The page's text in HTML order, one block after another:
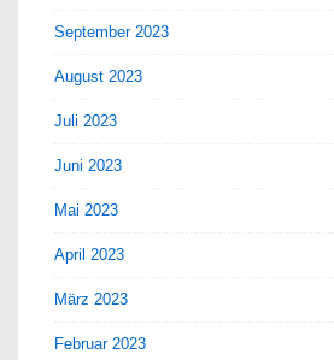
September 2023
August 2023
Juli 2023
Juni 2023
Mai 2023
April 2023
März 2023
Februar 2023